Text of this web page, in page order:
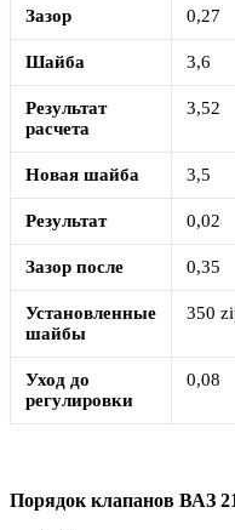
Зазор 0,27
Шайба 3,6
Результат
расчета
3,52
Новая шайба 3,5
Результат 0,02
Зазор после 0,35
Установленные
шайбы
350
Уход до
регулировки
0,08
Порядок клапанов ВАЗ